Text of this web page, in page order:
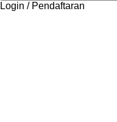
Login / Pendaftaran